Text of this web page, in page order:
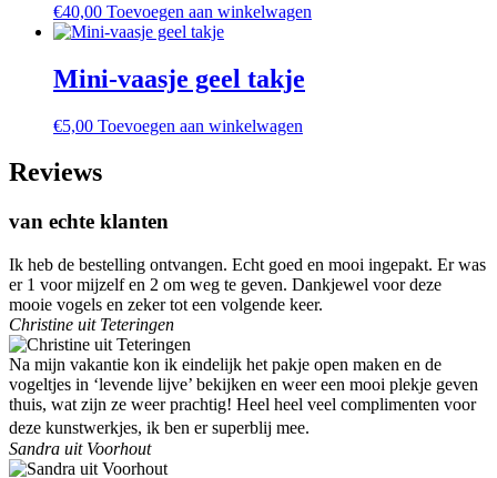
€40,00 Toevoegen aan winkelwagen
Mini-vaasje geel takje
€5,00 Toevoegen aan winkelwagen
Reviews
van echte klanten
Ik heb de bestelling ontvangen. Echt goed en mooi ingepakt. Er was
er 1 voor mijzelf en 2 om weg te geven. Dankjewel voor deze
mooie vogels en zeker tot een volgende keer.
Christine uit Teteringen
Na mijn vakantie kon ik eindelijk het pakje open maken en de
vogeltjes in ‘levende lijve’ bekijken en weer een mooi plekje geven
thuis, wat zijn ze weer prachtig! Heel heel veel complimenten voor
deze kunstwerkjes, ik ben er superblij mee.
Sandra uit Voorhout